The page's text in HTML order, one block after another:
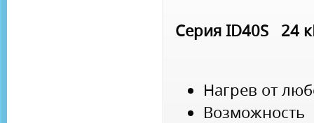
Серия ID40S 24
Нагрев от